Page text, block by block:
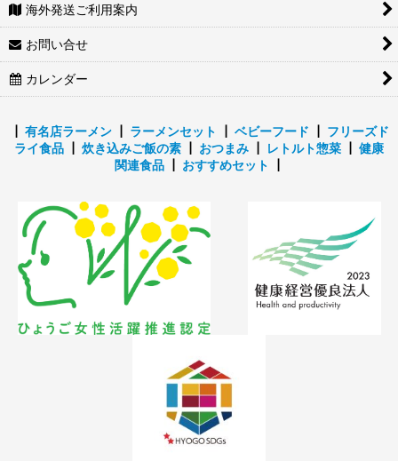
海外発送ご利用案内
お問い合せ
カレンダー
有名店ラーメン┃ ラーメンセット ベビーフード
フリーズド
ライ食品
炊き込みご飯の素 おつまみ レトルト惣菜
健康
関連食品┃ おすすめセット